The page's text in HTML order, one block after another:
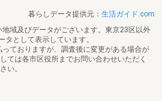
暮らしデータ提供元： 生活ガイド.com
域及びデータがございます。東京23区以外
として表示しています。
ておりますが、調査後に変更がある場合が
ては各市区役所までお問い合わせいただく
い。